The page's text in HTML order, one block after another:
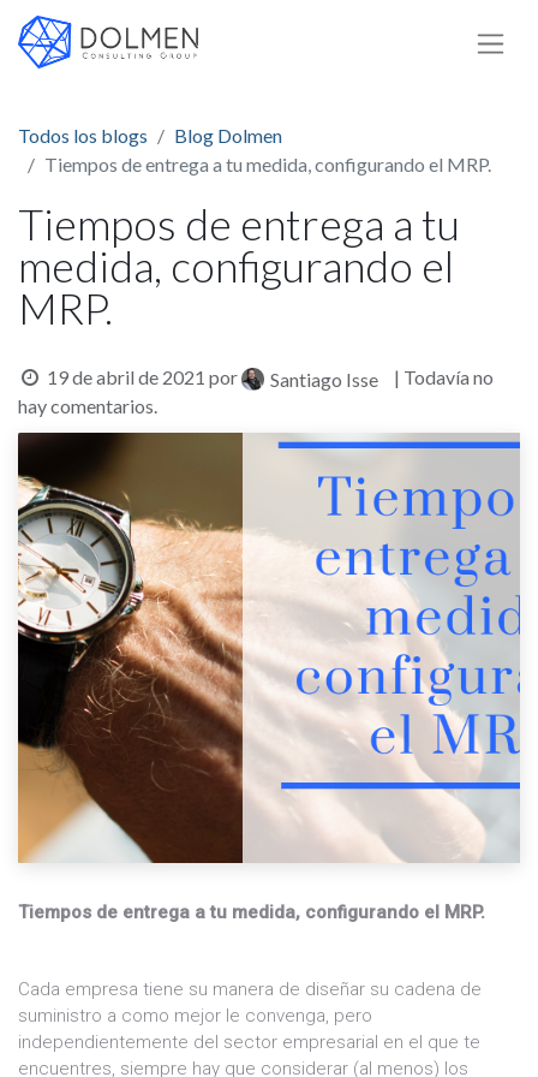
Todos los blogs
Blog Dolmen
Tiempos de entrega a tu medida, configurando el MRP.
Tiempos de entrega a tu
medida, configurando el
MRP.
19 de abril de 2021 por Santiago Isse
| Todavía no
hay comentarios.
Tiempos de entrega a tu medida, configurando el MRP.
Cada empresa tiene su manera de diseñar su cadena de
suministro a como mejor le convenga, pero
independientemente del sector empresarial en el que te
encuentres, siempre hay que considerar (al menos) los